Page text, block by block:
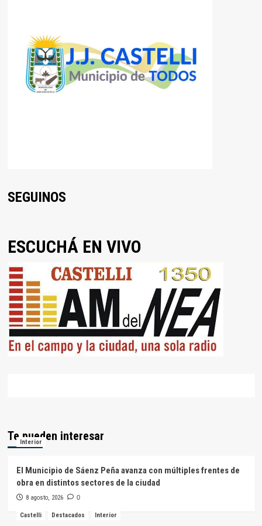
SEGUINOS
ESCUCHÁ EN VIVO
Te pueden interesar
Interior
El Municipio de Sáenz Peña avanza con múltiples frentes de
obra en distintos sectores de la ciudad
8 agosto, 2026 0
Castelli Destacados Interior